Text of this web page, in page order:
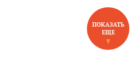
НОВОЕ НА САЙТЕ
ПОКАЗАТЬ
ЕЩЕ